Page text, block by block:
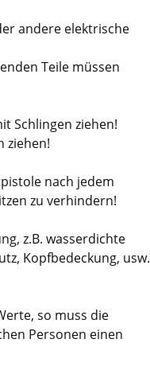
andere elektrische
Teile müssen
Schlingen ziehen!
ziehen!
nach jedem
zu verhindern!
z.B. wasserdichte
Kopfbedeckung, usw.
so muss die
Personen einen